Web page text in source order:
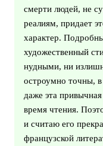
смерти людей, не
реалиям, придает
характер.
художественный
нудными, ни
остроумно точны, в
даже эта привычная
время чтения.
и считаю его
французской